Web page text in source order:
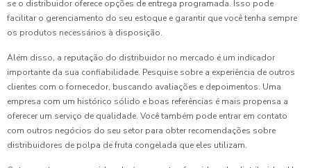
se o distribuidor oferece opções de entrega programada. Isso pode
facilitar o gerenciamento do seu estoque e garantir que você tenha sempre
os produtos necessários à disposição.
Além disso, a reputação do distribuidor no mercado é um indicador
importante da sua confiabilidade. Pesquise sobre a experiência de outros
clientes com o fornecedor, buscando avaliações e depoimentos. Uma
empresa com um histórico sólido e boas referências é mais propensa a
oferecer um serviço de qualidade. Você também pode entrar em contato
com outros negócios do seu setor para obter recomendações sobre
distribuidores de polpa de fruta congelada que eles utilizam.